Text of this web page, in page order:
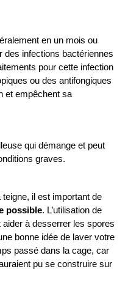
en un mois ou
des infections bactériennes
pour cette infection
ou des antifongiques
et empêchent sa
qui démange et peut
graves.
possible
aider à desserrer les spores
bonne idée de laver votre
passé dans la cage, car
pu se construire sur